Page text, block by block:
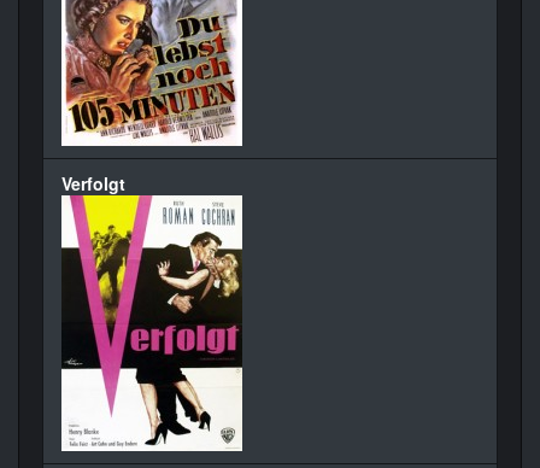
Verfolgt